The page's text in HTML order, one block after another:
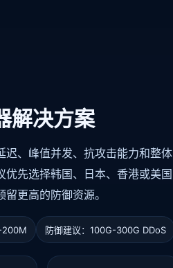
解决方案
迟、峰值并发、抗攻击能力和整体
先选择韩国、日本、香港或美国
更高的防御资源。
200M 防御建议：100G-300G DDoS